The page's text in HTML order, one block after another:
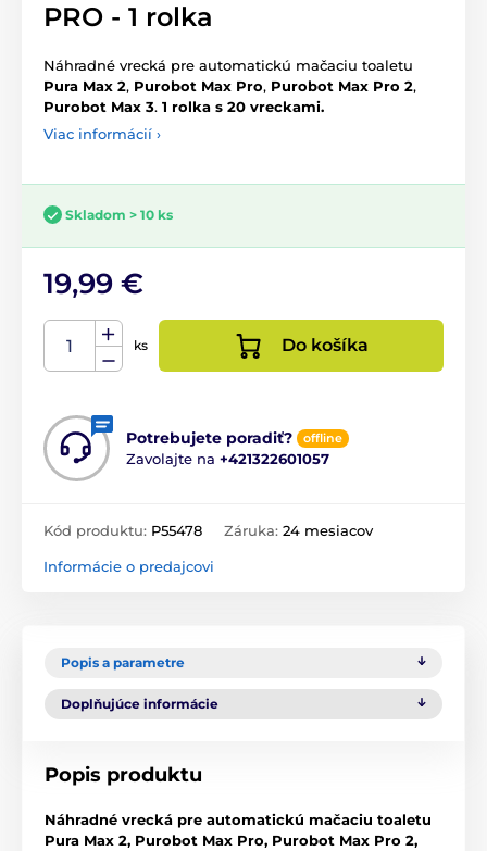
PRO - 1 rolka
Náhradné vrecká pre automatickú mačaciu toaletu
Pura Max 2, Purobot Max Pro, Purobot Max Pro 2,
Purobot Max 3. 1 rolka s 20 vreckami.
Viac informácií ›
Skladom > 10 ks
19,99 €
ks Do košíka
Potrebujete poradiť? offline
Zavolajte na +421322601057
Kód produktu: P55478 Záruka: 24 mesiacov
Informácie o predajcovi
Popis a parametre
Doplňujúce informácie
Popis produktu
Náhradné vrecká pre automatickú mačaciu toaletu
Pura Max 2, Purobot Max Pro, Purobot Max Pro 2,